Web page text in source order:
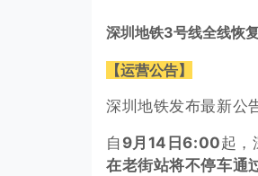
深圳地铁3号线全线恢
【运营公告】
深圳地铁发布最新公
自 9月14日6:00起，
在老街站将不停车通